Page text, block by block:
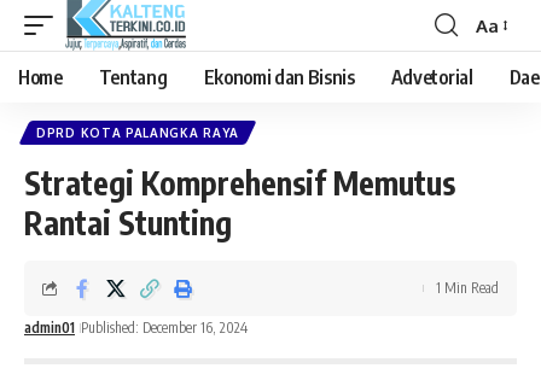
Font
Resizer
Aa
Home Tentang Ekonomi dan Bisnis Advetorial
DPRD KOTA PALANGKA RAYA
Strategi Komprehensif Memutus
Rantai Stunting
admin01 Published: December 16, 2024
1 Min Read